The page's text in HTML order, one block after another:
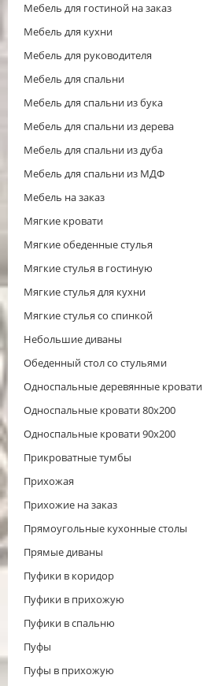
Мебель для гостиной на заказ
Мебель для кухни
Мебель для руководителя
Мебель для спальни
Мебель для спальни из бука
Мебель для спальни из дерева
Мебель для спальни из дуба
Мебель для спальни из МДФ
Мебель на заказ
Мягкие кровати
Мягкие обеденные стулья
Мягкие стулья в гостиную
Мягкие стулья для кухни
Мягкие стулья со спинкой
Небольшие диваны
Обеденный стол со стульями
Односпальные деревянные кровати
Односпальные кровати 80х200
Односпальные кровати 90х200
Прикроватные тумбы
Прихожая
Прихожие на заказ
Прямоугольные кухонные столы
Прямые диваны
Пуфики в коридор
Пуфики в прихожую
Пуфики в спальню
Пуфы
Пуфы в прихожую